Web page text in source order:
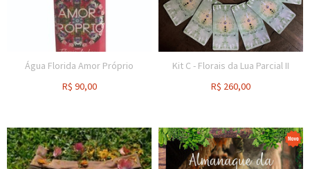
Água Florida Amor Próprio
R$ 90,00
Kit C - Florais da Lua Parcial II
R$ 260,00